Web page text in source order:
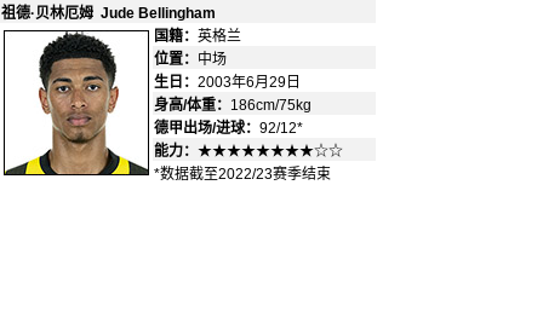
祖德·贝林厄姆 Jude Bellingham
国籍： 英格兰
位置： 中场
生日： 2003年6月29日
身高/体重： 186cm/75kg
德甲出场/进球： 92/12*
能力： ★★★★★★★★☆☆
*数据截至2022/23赛季结束